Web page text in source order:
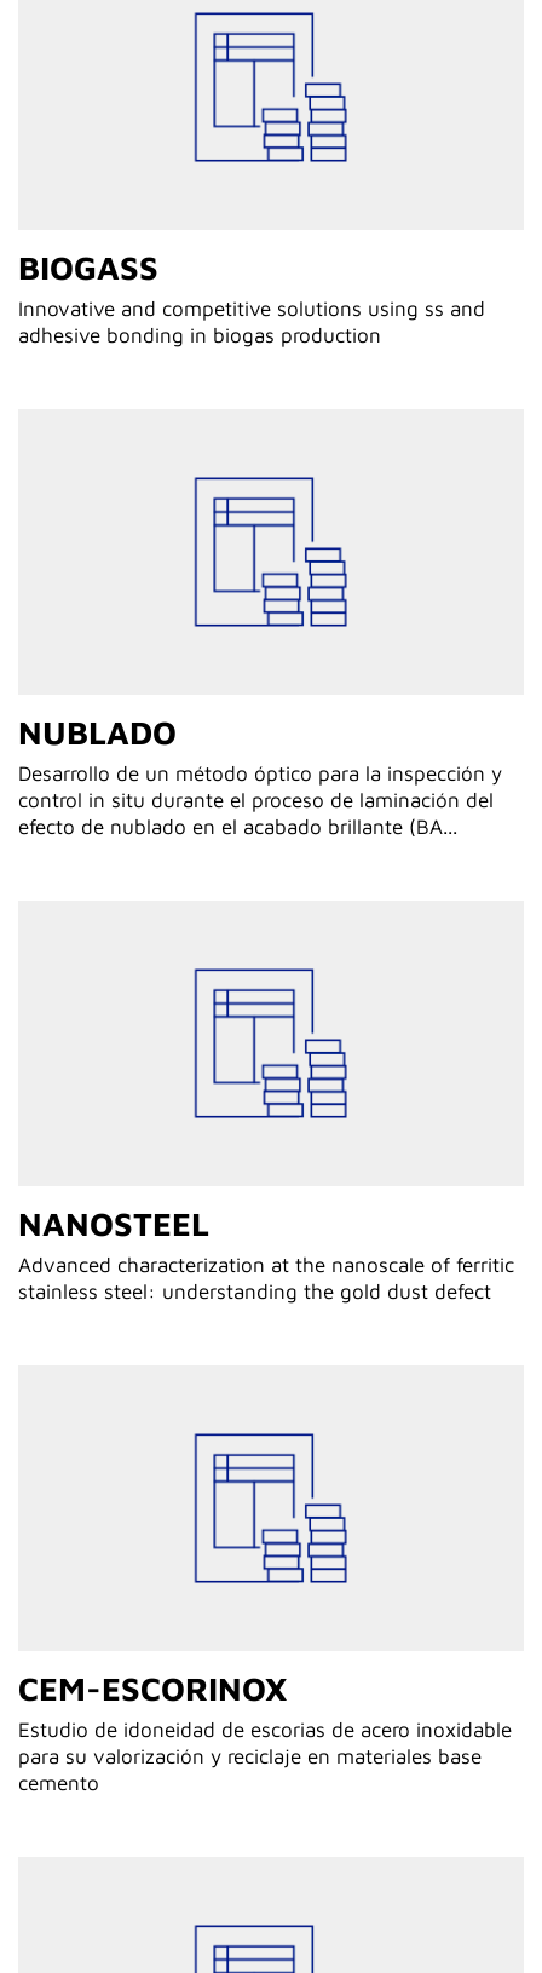
BIOGASS
Innovative and competitive solutions using ss and
adhesive bonding in biogas production
NUBLADO
Desarrollo de un método óptico para la inspección y
control in situ durante el proceso de laminación del
efecto de nublado en el acabado brillante (BA...
NANOSTEEL
Advanced characterization at the nanoscale of ferritic
stainless steel: understanding the gold dust defect
CEM-ESCORINOX
Estudio de idoneidad de escorias de acero inoxidable
para su valorización y reciclaje en materiales base
cemento